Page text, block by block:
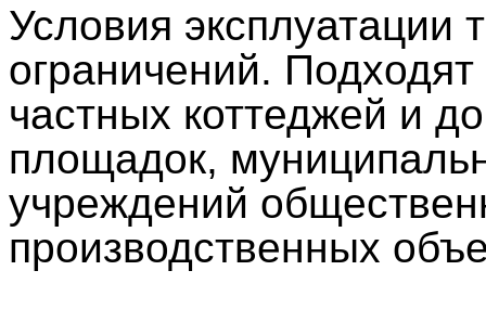
Условия эксплуатации
ограничений.
частных коттеджей и
площадок,
учреждений
производственных